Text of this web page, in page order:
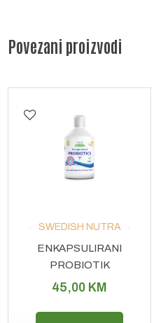
Povezani proizvodi
SWEDISH NUTRA
ENKAPSULIRANI
PROBIOTIK
45,00 KM